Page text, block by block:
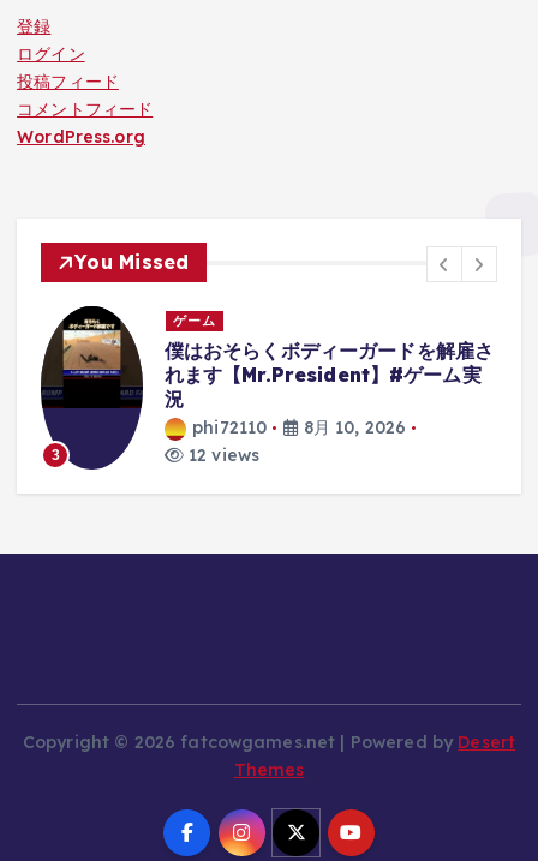
登録
ログイン
投稿フィード
コメントフィード
WordPress.org
You Missed
3
ゲーム
僕はおそらくボディーガードを解雇さ
れます【Mr.President】#ゲーム実
況
phi72110
8月 10, 2026
12 views
Copyright © 2026 fatcowgames.net | Powered by Desert
Themes